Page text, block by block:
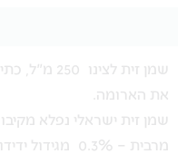
שמן זית
את הארומה.
שמן זית ישראלי נפלא
מרבית – 0.3% מגידול ידידותי לסביבה.